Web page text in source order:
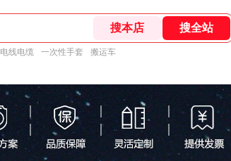
电线电缆 一次性手套 搬运车